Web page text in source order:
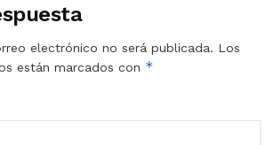
electrónico no será publicada. Los
están marcados con *